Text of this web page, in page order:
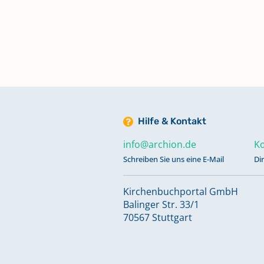
Zivilstandsregister Aufgebote,
Trauungen, Geburten,
1809
Zivilstandsregister Aufgebote,
Trauungen, Geburten,
Hilfe & Kontakt
info@archion.de
Schreiben Sie uns eine E-Mail
Kirchenbuchportal GmbH
Balinger Str. 33/1
70567 Stuttgart